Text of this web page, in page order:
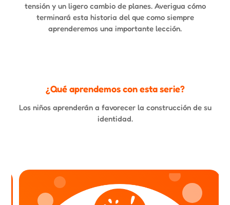
tensión y un ligero cambio de planes. Averigua cómo
terminará esta historia del que como siempre
aprenderemos una importante lección.
¿Qué aprendemos con esta serie?
Los niños aprenderán a favorecer la construcción de su
identidad.